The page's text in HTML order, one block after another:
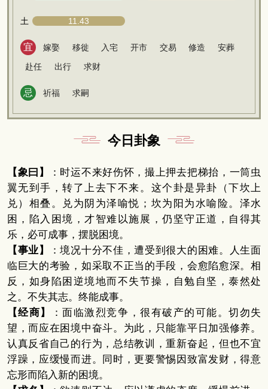
土 11.43
宜 嫁娶 移徙 入宅 开市 交易 修造
安葬
赴任
出行 求财
忌 祈福 求嗣
今日卦象
【象曰】
：时运不来好伤怀，撮上押去把梯抬，一筒虫
翼无到手，转了上去下不来。这个卦是异卦（下坎上
兑）相叠。兑为阴为泽喻悦；坎为阳为水喻险。泽水
困，陷入困境，才智难以施展，仍坚守正道，自得其
乐，必可成事，摆脱困境。
【事业】
：境况十分不佳，遭受到很大的困难。人生面
临巨大的考验，如采取不正当的手段，会愈陷愈深。相
反，如身陷困逆境地而不失节操，自勉自坚，泰然处
之。不失其志。终能成事。
【经商】
：面临激烈竞争，很有破产的可能。切勿失
望，而应在困境中奋斗。为此，只能靠平日加强修养。
认真反省自己的行为，总结教训，重新奋起，但也不宜
浮躁，应缓慢而进。同时，更要警惕因致富发财，得意
忘形而陷入新的困境。